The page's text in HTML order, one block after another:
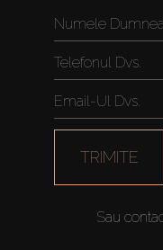
TRIMITE
Sau